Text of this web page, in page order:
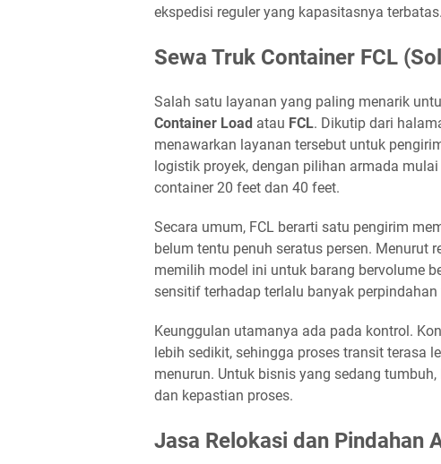
ekspedisi reguler yang kapasitasnya terbatas.
Sewa Truk Container FCL
Salah satu layanan yang paling menarik
Container Load atau FCL. Dikutip dari
menawarkan layanan tersebut untuk
logistik proyek, dengan pilihan armada
container 20 feet dan 40 feet.
Secara umum, FCL berarti satu pengirim
belum tentu penuh seratus persen. Menurut
memilih model ini untuk barang bervolume
sensitif terhadap terlalu banyak perpindahan
Keunggulan utamanya ada pada kontrol.
lebih sedikit, sehingga proses transit terasa
menurun. Untuk bisnis yang sedang
dan kepastian proses.
Jasa Relokasi dan Pindahan